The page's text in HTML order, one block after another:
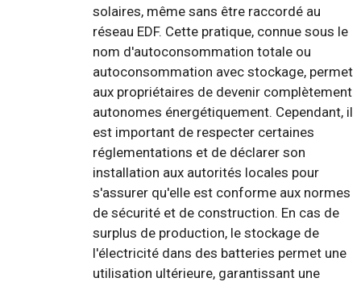
solaires, même sans être raccordé au
réseau EDF. Cette pratique, connue sous le
nom d'autoconsommation totale ou
autoconsommation avec stockage, permet
aux propriétaires de devenir complètement
autonomes énergétiquement. Cependant, il
est important de respecter certaines
réglementations et de déclarer son
installation aux autorités locales pour
s'assurer qu'elle est conforme aux normes
de sécurité et de construction. En cas de
surplus de production, le stockage de
l'électricité dans des batteries permet une
utilisation ultérieure, garantissant une